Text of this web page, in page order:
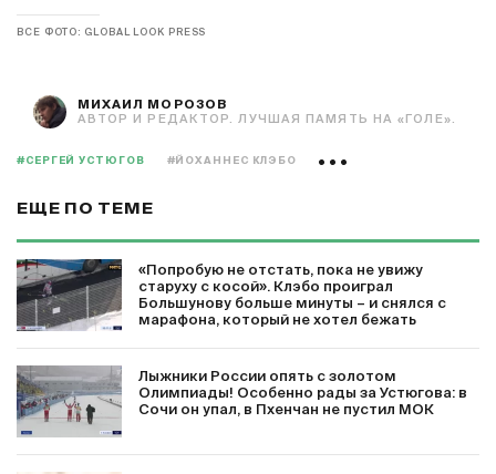
ВСЕ ФОТО: GLOBAL LOOK PRESS
МИХАИЛ МОРОЗОВ
АВТОР И РЕДАКТОР. ЛУЧШАЯ ПАМЯТЬ НА «ГОЛЕ».
#СЕРГЕЙ УСТЮГОВ #ЙОХАННЕС КЛЭБО
ЕЩЕ ПО ТЕМЕ
«Попробую не отстать, пока не увижу
старуху с косой». Клэбо проиграл
Большунову больше минуты – и снялся с
марафона, который не хотел бежать
Лыжники России опять с золотом
Олимпиады! Особенно рады за Устюгова: в
Сочи он упал, в Пхенчан не пустил МОК